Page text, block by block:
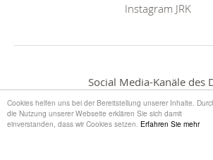
Cookies helfen uns bei der Bereitstellung unserer Inhalte.
die Nutzung unserer Webseite erklären Sie sich damit
einverstanden, dass wir Cookies setzen. Erfahren Sie mehr
Instagram JRK
Social Media-Kanäle des